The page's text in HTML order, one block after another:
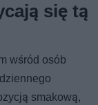
się tą
wśród osób
smakową,